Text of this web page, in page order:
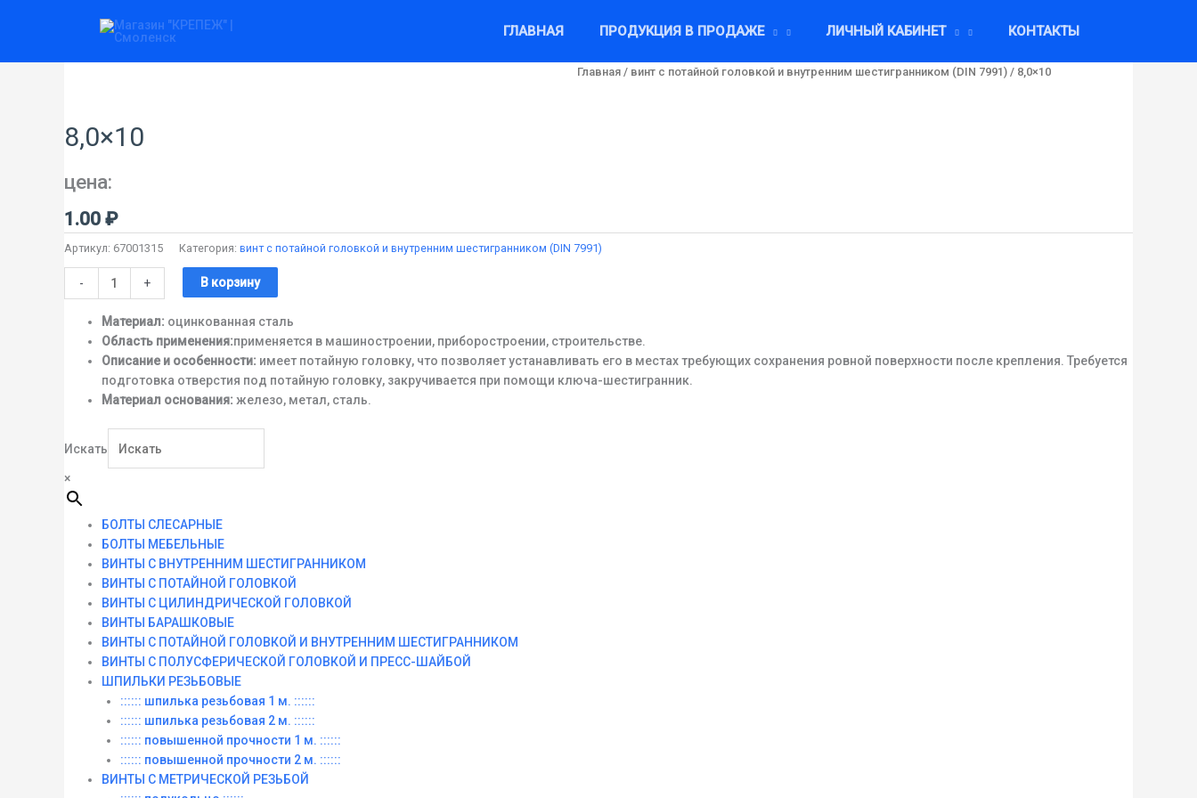
ГЛАВНАЯ ПРОДУКЦИЯ В ПРОДАЖЕ ЛИЧНЫЙ КАБИНЕТ КОНТАКТЫ
Главная / винт с потайной головкой и внутренним шестигранником (DIN 7991) / 8,0×10
8,0×10
цена:
1.00 ₽
Артикул: 67001315 Категория: винт с потайной головкой и внутренним шестигранником (DIN 7991)
- + В корзину
Материал: оцинкованная сталь
Область применения:применяется в машиностроении, приборостроении, строительстве.
Описание и особенности: имеет потайную головку, что позволяет устанавливать его в местах требующих сохранения ровной поверхности после крепления. Требуется
подготовка отверстия под потайную головку, закручивается при помощи ключа-шестигранник.
Материал основания: железо, метал, сталь.
Искать
×
БОЛТЫ СЛЕСАРНЫЕ
БОЛТЫ МЕБЕЛЬНЫЕ
ВИНТЫ С ВНУТРЕННИМ ШЕСТИГРАННИКОМ
ВИНТЫ С ПОТАЙНОЙ ГОЛОВКОЙ
ВИНТЫ С ЦИЛИНДРИЧЕСКОЙ ГОЛОВКОЙ
ВИНТЫ БАРАШКОВЫЕ
ВИНТЫ С ПОТАЙНОЙ ГОЛОВКОЙ И ВНУТРЕННИМ ШЕСТИГРАННИКОМ
ВИНТЫ С ПОЛУСФЕРИЧЕСКОЙ ГОЛОВКОЙ И ПРЕСС-ШАЙБОЙ
ШПИЛЬКИ РЕЗЬБОВЫЕ
:::::: шпилька резьбовая 1 м. ::::::
:::::: шпилька резьбовая 2 м. ::::::
:::::: повышенной прочности 1 м. ::::::
:::::: повышенной прочности 2 м. ::::::
ВИНТЫ C МЕТРИЧЕСКОЙ РЕЗЬБОЙ